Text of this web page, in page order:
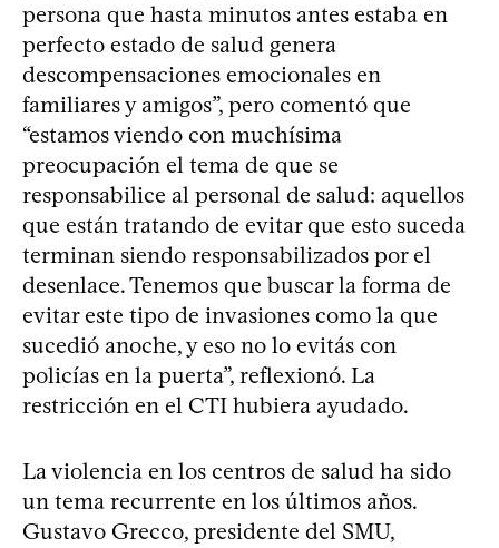
persona que hasta minutos antes estaba en
perfecto estado de salud genera
descompensaciones emocionales en
familiares y amigos”, pero comentó que
“estamos viendo con muchísima
preocupación el tema de que se
responsabilice al personal de salud: aquellos
que están tratando de evitar que esto suceda
terminan siendo responsabilizados por el
desenlace. Tenemos que buscar la forma de
evitar este tipo de invasiones como la que
sucedió anoche, y eso no lo evitás con
policías en la puerta”, reflexionó. La
restricción en el CTI hubiera ayudado.
La violencia en los centros de salud ha sido
un tema recurrente en los últimos años.
Gustavo Grecco, presidente del SMU,